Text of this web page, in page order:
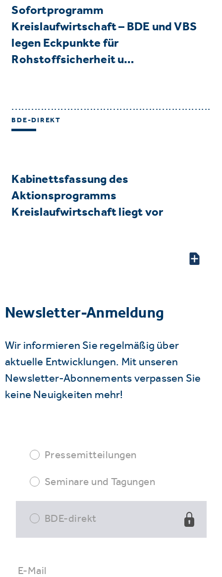
Sofortprogramm
Kreislaufwirtschaft – BDE und VBS
legen Eckpunkte für
Rohstoffsicherheit u…
BDE-DIREKT
Kabinettsfassung des
Aktionsprogramms
Kreislaufwirtschaft liegt vor
Newsletter-Anmeldung
Wir informieren Sie regelmäßig über
aktuelle Entwicklungen. Mit unseren
Newsletter-Abonnements verpassen Sie
keine Neuigkeiten mehr!
Pressemitteilungen
Seminare und Tagungen
BDE-direkt